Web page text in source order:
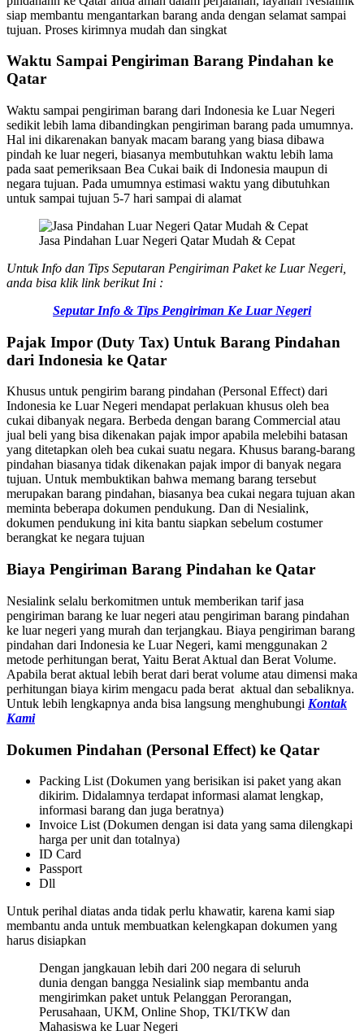
siap membantu mengantarkan barang anda dengan selamat sampai
tujuan. Proses kirimnya mudah dan singkat
Waktu Sampai Pengiriman Barang Pindahan ke
Qatar
Waktu sampai pengiriman barang dari Indonesia ke Luar Negeri
sedikit lebih lama dibandingkan pengiriman barang pada umumnya.
Hal ini dikarenakan banyak macam barang yang biasa dibawa
pindah ke luar negeri, biasanya membutuhkan waktu lebih lama
pada saat pemeriksaan Bea Cukai baik di Indonesia maupun di
negara tujuan. Pada umumnya estimasi waktu yang dibutuhkan
untuk sampai tujuan 5-7 hari sampai di alamat
Jasa Pindahan Luar Negeri Qatar Mudah & Cepat
Untuk Info dan Tips Seputaran Pengiriman Paket ke Luar Negeri,
anda bisa klik link berikut Ini :
Seputar Info & Tips Pengiriman Ke Luar Negeri
Pajak Impor (Duty Tax) Untuk Barang Pindahan
dari Indonesia ke Qatar
Khusus untuk pengirim barang pindahan (Personal Effect) dari
Indonesia ke Luar Negeri mendapat perlakuan khusus oleh bea
cukai dibanyak negara. Berbeda dengan barang Commercial atau
jual beli yang bisa dikenakan pajak impor apabila melebihi batasan
yang ditetapkan oleh bea cukai suatu negara. Khusus barang-barang
pindahan biasanya tidak dikenakan pajak impor di banyak negara
tujuan. Untuk membuktikan bahwa memang barang tersebut
merupakan barang pindahan, biasanya bea cukai negara tujuan akan
meminta beberapa dokumen pendukung. Dan di Nesialink,
dokumen pendukung ini kita bantu siapkan sebelum costumer
berangkat ke negara tujuan
Biaya Pengiriman Barang Pindahan ke Qatar
Nesialink selalu berkomitmen untuk memberikan tarif jasa
pengiriman barang ke luar negeri atau pengiriman barang pindahan
ke luar negeri yang murah dan terjangkau. Biaya pengiriman barang
pindahan dari Indonesia ke Luar Negeri, kami menggunakan 2
metode perhitungan berat, Yaitu Berat Aktual dan Berat Volume.
Apabila berat aktual lebih berat dari berat volume atau dimensi maka
perhitungan biaya kirim mengacu pada berat aktual dan sebaliknya.
Untuk lebih lengkapnya anda bisa langsung menghubungi Kontak
Kami
Dokumen Pindahan (Personal Effect) ke Qatar
Packing List (Dokumen yang berisikan isi paket yang akan
dikirim. Didalamnya terdapat informasi alamat lengkap,
informasi barang dan juga beratnya)
Invoice List (Dokumen dengan isi data yang sama dilengkapi
harga per unit dan totalnya)
ID Card
Passport
Dll
Untuk perihal diatas anda tidak perlu khawatir, karena kami siap
membantu anda untuk membuatkan kelengkapan dokumen yang
harus disiapkan
Dengan jangkauan lebih dari 200 negara di seluruh
dunia dengan bangga Nesialink siap membantu anda
mengirimkan paket untuk Pelanggan Perorangan,
Perusahaan, UKM, Online Shop, TKI/TKW dan
Mahasiswa ke Luar Negeri